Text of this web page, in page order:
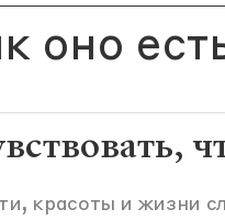
оно
красоты и жизни